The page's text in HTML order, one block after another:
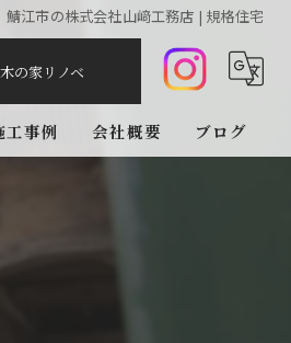
鯖江市の株式会社山﨑工務店 | 規格住宅
木の家リノベ
工事例 会社概要 ブログ